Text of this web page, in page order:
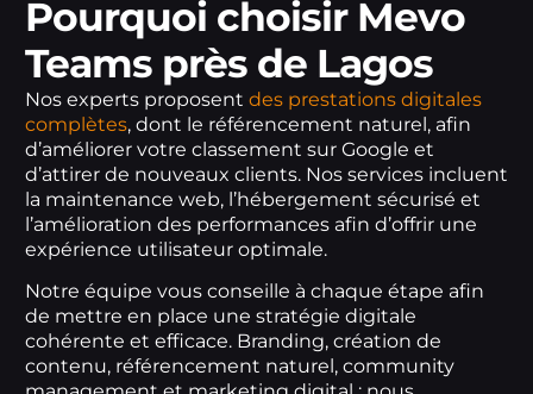
Pourquoi choisir Mevo
Teams près de Lagos
Nos experts proposent des prestations digitales
complètes, dont le référencement naturel, afin
d’améliorer votre classement sur Google et
d’attirer de nouveaux clients. Nos services incluent
la maintenance web, l’hébergement sécurisé et
l’amélioration des performances afin d’offrir une
expérience utilisateur optimale.
Notre équipe vous conseille à chaque étape afin
de mettre en place une stratégie digitale
cohérente et efficace. Branding, création de
contenu, référencement naturel, community